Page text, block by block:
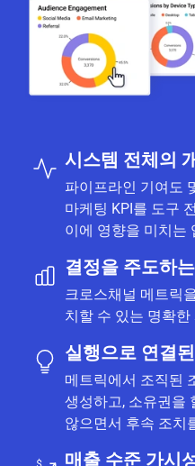
시스템 전체의
파이프라인 기여도
마케팅 KPI를 도구
이에 영향을 미치는
결정을 주도하
크로스채널 메트릭
치할 수 있는 명확
실행으로 연결
메트릭에서 조직된
생성하고, 소유권을
않으면서 후속 조치
매출 수준 가시